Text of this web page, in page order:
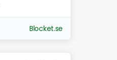
Blocket.se